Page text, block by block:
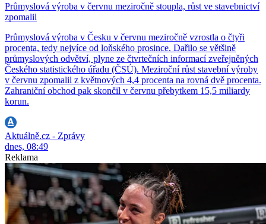
Průmyslová výroba v červnu meziročně stoupla, růst ve stavebnictví
zpomalil
Průmyslová výroba v Česku v červnu meziročně vzrostla o čtyři
procenta, tedy nejvíce od loňského prosince. Dařilo se většině
průmyslových odvětví, plyne ze čtvrtečních informací zveřejněných
Českého statistického úřadu (ČSÚ). Meziroční růst stavební výroby
v červnu zpomalil z květnových 4,4 procenta na rovná dvě procenta.
Zahraniční obchod pak skončil v červnu přebytkem 15,5 miliardy
korun.
Aktuálně.cz - Zprávy
dnes, 08:49
Reklama